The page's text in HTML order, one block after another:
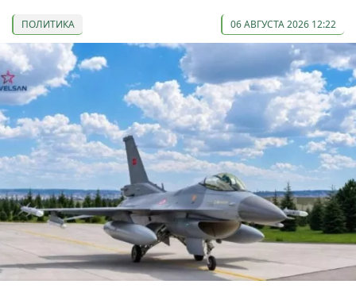
ПОЛИТИКА 06 АВГУСТА 2026 12:22